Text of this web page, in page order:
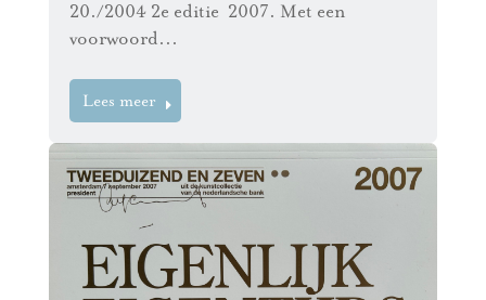
20./2004 2e editie 2007. Met een
voorwoord...
Lees meer